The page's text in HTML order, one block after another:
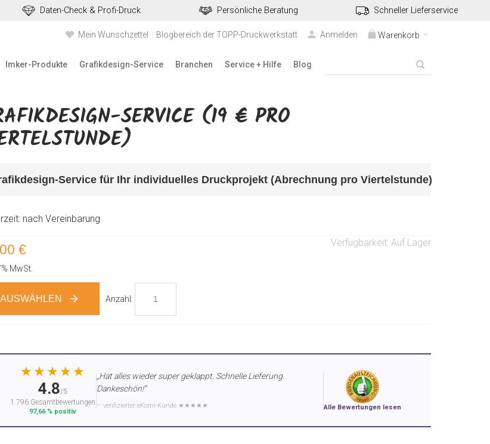
Daten-Check & Profi-Druck Persönliche Beratung Schneller Lieferservice
Warenkorb
Mein Wunschzettel Blogbereich der TOPP-Druckwerkstatt Anmelden
Imker-Produkte Grafikdesign-Service Branchen Service + Hilfe Blog
SERVICE (19 € PRO
Service für Ihr individuelles Druckprojekt (Abrechnung pro Viertelstunde)
nach Vereinbarung
Verfügbarkeit: Auf Lager
€
MwSt.
Anzahl:
AUSWÄHLEN
★★★★★
4.8/5
1.796 Gesamtbewertungen
97,66 % positiv
„Hat alles wieder super geklappt. Schnelle Lieferung.
Dankeschön!“
— verifizierter eKomi-Kunde ★★★★★ Alle Bewertungen lesen